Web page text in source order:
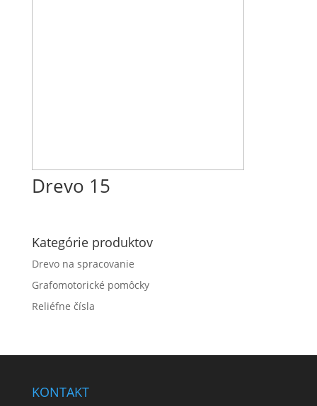
Drevo 15
Kategórie produktov
Drevo na spracovanie
Grafomotorické pomôcky
Reliéfne čísla
KONTAKT